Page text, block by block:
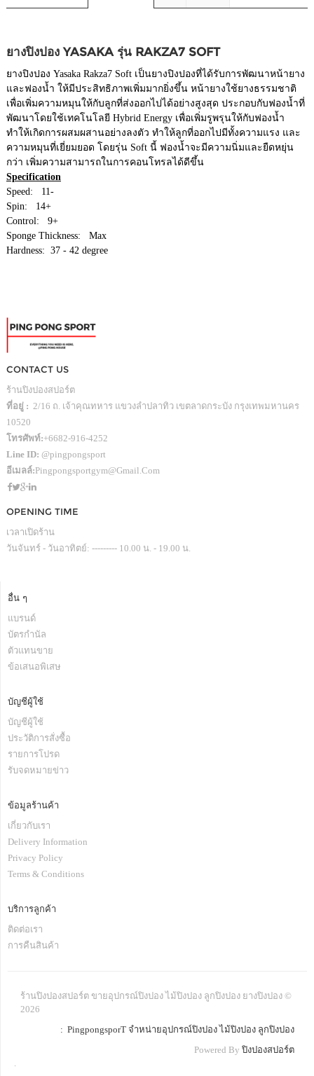
ยางปิงปอง YASAKA รุ่น RAKZA7 SOFT
ยางปิงปอง Yasaka Rakza7 Soft เป็นยางปิงปองที่ได้รับการพัฒนาหน้ายาง
และฟองน้ำ ให้มีประสิทธิภาพเพิ่มมากยิ่งขึ้น หน้ายางใช้ยางธรรมชาติ
เพื่อเพิ่มความหมุนให้กับลูกที่ส่งออกไปได้อย่างสูงสุด ประกอบกับฟองน้ำที่
พัฒนาโดยใช้เทคโนโลยี Hybrid Energy เพื่อเพิ่มรูพรุนให้กับฟองน้ำ
ทำให้เกิดการผสมผสานอย่างลงตัว ทำให้ลูกที่ออกไปมีทั้งความแรง และ
ความหมุนที่เยี่ยมยอด โดยรุ่น Soft นี้ ฟองน้ำจะมีความนิ่มและยืดหยุ่น
กว่า เพิ่มความสามารถในการคอนโทรลได้ดีขึ้น
Specification
Speed: 11-
Spin: 14+
Control: 9+
Sponge Thickness: Max
Hardness: 37 - 42 degree
CONTACT US
ร้านปิงปองสปอร์ต
ที่อยู่ : 2/16 ถ. เจ้าคุณทหาร แขวงลำปลาทิว เขตลาดกระบัง กรุงเทพมหานคร
10520
โทรศัพท์:+6682-916-4252
Line ID: @pingpongsport
อีเมลล์:Pingpongsportgym@gmail.com
OPENING TIME
เวลาเปิดร้าน
วันจันทร์ - วันอาทิตย์: --------- 10.00 น. - 19.00 น.
อื่น ๆ
แบรนด์
บัตรกำนัล
ตัวแทนขาย
ข้อเสนอพิเสษ
บัญชีผู้ใช้
บัญชีผู้ใช้
ประวัติการสั่งซื้อ
รายการโปรด
รับจดหมายข่าว
ข้อมูลร้านค้า
เกี่ยวกับเรา
Delivery Information
Privacy Policy
Terms & Conditions
บริการลูกค้า
ติดต่อเรา
การคืนสินค้า
ร้านปิงปองสปอร์ต ขายอุปกรณ์ปิงปอง ไม้ปิงปอง ลูกปิงปอง ยางปิงปอง ©
2026
: PingpongsporT จำหน่ายอุปกรณ์ปิงปอง ไม้ปิงปอง ลูกปิงปอง
Powered By ปิงปองสปอร์ต
.